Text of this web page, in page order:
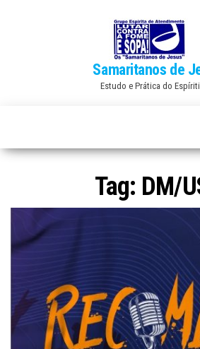
Samaritanos de
Estudo e Prática do
Tag: DM/